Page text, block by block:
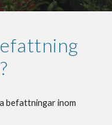
befattningar inom